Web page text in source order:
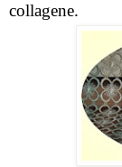
collagene.